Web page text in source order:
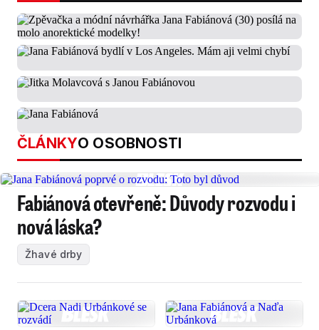
ČLÁNKYO OSOBNOSTI
Fabiánová otevřeně: Důvody rozvodu i
nová láska?
Žhavé drby